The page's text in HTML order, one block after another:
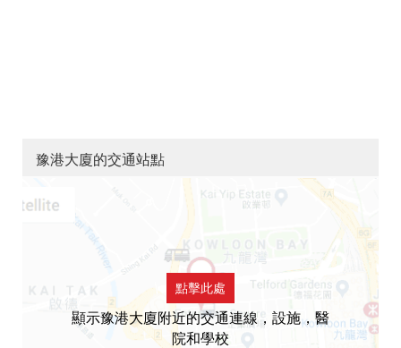
豫港大廈的交通站點
點擊此處
顯示豫港大廈附近的交通連線，設施，醫
院和學校